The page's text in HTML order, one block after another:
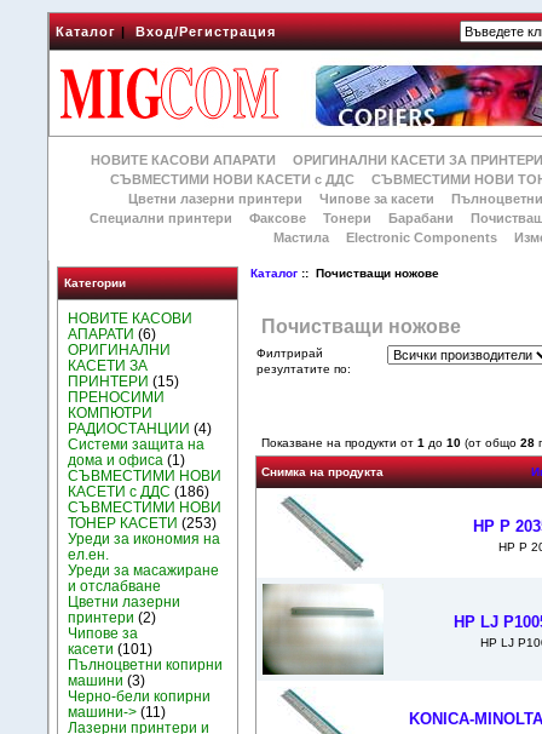
Каталог|Вход/Регистрация
НОВИТЕ КАСОВИ АПАРАТИ
ОРИГИНАЛНИ КАСЕТИ ЗА
СЪВМЕСТИМИ НОВИ КАСЕТИ с ДДС
СЪВМЕСТИМИ НОВИ
Цветни лазерни принтери
Чипове за касети
Специални принтери
Факсове Тонери Барабани
Мастила
Electronic Components
Категории
НОВИТЕ КАСОВИ
АПАРАТИ (6)
ОРИГИНАЛНИ
КАСЕТИ ЗА
ПРИНТЕРИ (15)
ПРЕНОСИМИ
КОМПЮТРИ
РАДИОСТАНЦИИ (4)
Системи защита на
дома и офиса (1)
СЪВМЕСТИМИ НОВИ
КАСЕТИ с ДДС (186)
СЪВМЕСТИМИ НОВИ
ТОНЕР КАСЕТИ (253)
Уреди за икономия на
ел.ен.
Уреди за масажиране
и отслабване
Цветни лазерни
принтери (2)
Чипове за
касети (101)
Пълноцветни копирни
машини (3)
Черно-бели копирни
машини-> (11)
Лазерни принтери и
Каталог :: Почистващи ножове
Почистващи ножове
Филтрирай
резултатите по:
Показване на продукти от 1 до 10(от общо 28
Снимка на продукта
HP P
HP P
HP LJ
HP LJ
KONICA-